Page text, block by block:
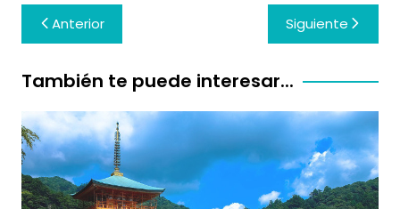
Navegación
de
entradas
Anterior Siguiente
También te puede interesar...